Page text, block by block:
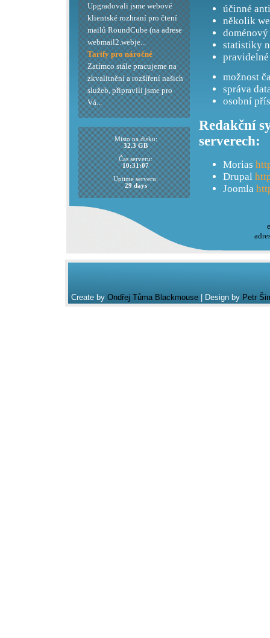
účinné
několik
doménový
statistiky
možnost
správa
osobní
Redakční
serverech:
Morias
Drupal
Joomla
Upgradovali jsme webové
klientské rozhraní pro čtení
mailů RoundCube (na adrese
webmail2.webje...
Tarify pro náročné
Zatímco stále pracujeme na
zkvalitnění a rozšíření našich
služeb, připravili jsme pro
Vá...
Misto na disku:
32.3 GB
Čas serveru:
10:31:07
Uptime serveru:
29 days
Create by Ondřej Tůma Blackmouse| Design by Petr